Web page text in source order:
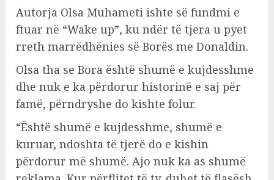
Autorja Olsa Muhameti ishte së fundmi e
ftuar në “Wake up”, ku ndër të tjera u pyet
rreth marrëdhënies së Borës me Donaldin.
Olsa tha se Bora është shumë e kujdesshme
dhe nuk e ka përdorur historinë e saj për
famë, përndryshe do kishte folur.
“Është shumë e kujdesshme, shumë e
kuruar, ndoshta të tjerë do e kishin
përdorur më shumë. Ajo nuk ka as shumë